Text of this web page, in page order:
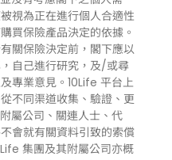
視為正在進行個人合適性
買保險產品決定的依據。
關保險決定前，閣下應以
自己進行研究，及/或尋
專業意見。10Life 平台上
不同渠道收集、驗證、更
屬公司、關連人士、代
會就有關資料引致的索償
集團及其附屬公司亦概